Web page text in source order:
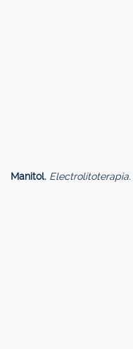
Manitol. Electrolitoterapia.